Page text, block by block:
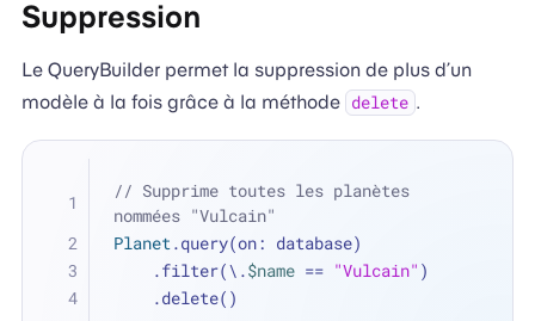
Suppression
Le QueryBuilder permet la suppression de plus d’un
modèle à la fois grâce à la méthode delete .
// Supprime toutes les planètes
nommées "Vulcain"
Planet.query(on: database)
    .filter(\.
$name == "Vulcain" )
    .delete()